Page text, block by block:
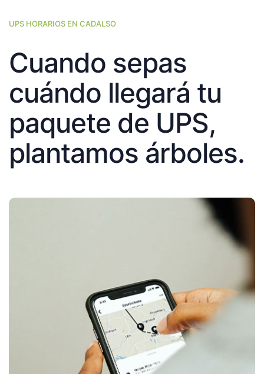
UPS HORARIOS EN CADALSO
Cuando sepas
cuándo llegará tu
paquete de UPS,
plantamos árboles.